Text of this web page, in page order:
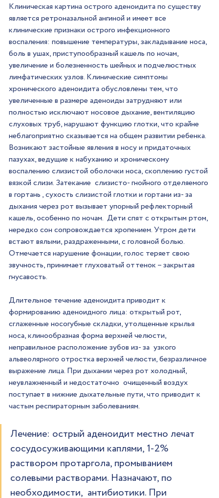
Клиническая картина острого аденоидита по существу
является ретроназальной ангиной и имеет все
клинические признаки острого инфекционного
воспаления: повышение температуры, закладывание носа,
боль в ушах, приступообразный кашель по ночам,
увеличение и болезненность шейных и подчелюстных
лимфатических узлов. Клинические симптомы
хронического аденоидита обусловлены тем, что
увеличенные в размере аденоиды затрудняют или
полностью исключают носовое дыхание, вентиляцию
слуховых труб, нарушают функцию глотки, что крайне
неблагоприятно сказывается на общем развитии ребенка.
Возникают застойные явления в носу и придаточных
пазухах, ведущие к набуханию и хроническому
воспалению слизистой оболочки носа, скоплению густой
вязкой слизи. Затекание  слизисто- гнойного отделяемого
в гортань , сухость слизистой глотки и гортани из- за
дыхания через рот вызывает упорный рефлекторный
кашель, особенно по ночам.  Дети спят с открытым ртом,
нередко сон сопровождается хропением. Утром дети
встают вялыми, раздраженными, с головной болью.
Отмечается нарушение фонации, голос теряет свою
звучность, принимает глуховатый оттенок – закрытая
гнусавость.
Длительное течение аденоидита приводит к
формированию аденоидного лица: открытый рот,
сглаженные носогубные складки, утолщенные крылья
носа, клинообразная форма верхней челюсти,
неправильное расположение зубов из- за  узкого
альвеолярного отростка верхней челюсти, безразличное
выражение лица. При дыхании через рот холодный,
неувлажненный и недостаточно  очищенный воздух
поступает в нижние дыхательные пути, что приводит к
частым респираторным заболеваниям.
Лечение: острый аденоидит местно лечат
сосудосуживающими каплями, 1-2%
раствором протаргола, промыванием
солевыми растворами. Назначают, по
необходимости,  антибиотики. При